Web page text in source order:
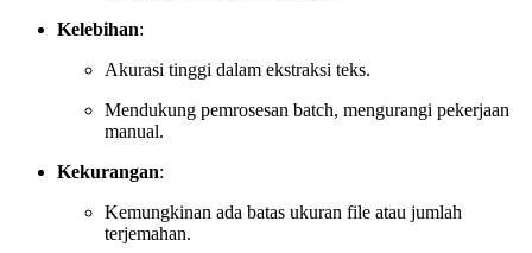
Kelebihan:
Akurasi tinggi dalam ekstraksi teks.
Mendukung pemrosesan batch, mengurangi pekerjaan
manual.
Kekurangan:
Kemungkinan ada batas ukuran file atau jumlah
terjemahan.